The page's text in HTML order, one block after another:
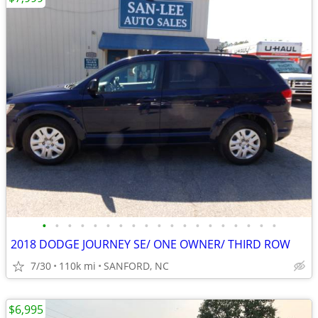
• • • • • • • • • • • • • • • • • • •
2018 DODGE JOURNEY SE/ ONE OWNER/ THIRD ROW
7/30 110k mi SANFORD, NC
$6,995